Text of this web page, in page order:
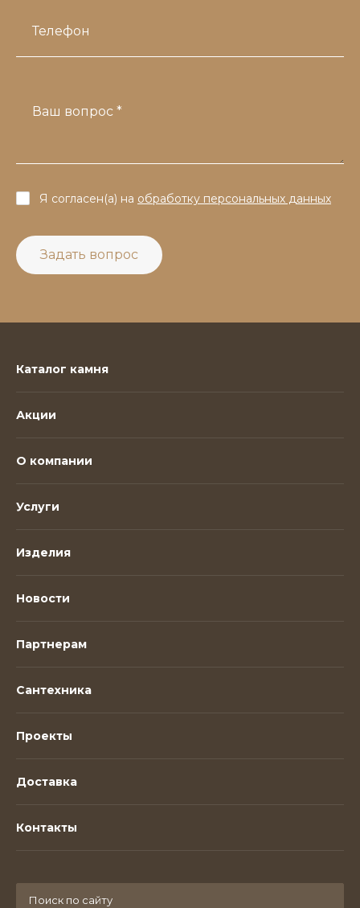
Телефон
Ваш вопрос *
Задать вопрос
Я согласен(а) на обработку персональных данных
Каталог камня
Акции
О компании
Услуги
Изделия
Новости
Партнерам
Сантехника
Проекты
Доставка
Контакты